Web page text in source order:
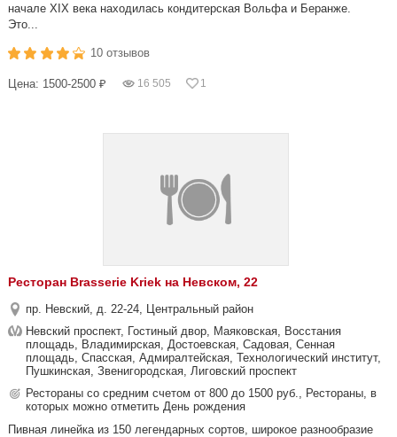
начале XIX века находилась кондитерская Вольфа и Беранже.
Это...
10 отзывов
Цена: 1500-2500 ₽ 16 505 1
Ресторан Brasserie Kriek на Невском, 22
пр. Невский, д. 22-24, Центральный район
Невский проспект, Гостиный двор, Маяковская, Восстания
площадь, Владимирская, Достоевская, Садовая, Сенная
площадь, Спасская, Адмиралтейская, Технологический институт,
Пушкинская, Звенигородская, Лиговский проспект
Рестораны со средним счетом от 800 до 1500 руб., Рестораны, в
которых можно отметить День рождения
Пивная линейка из 150 легендарных сортов, широкое разнообразие